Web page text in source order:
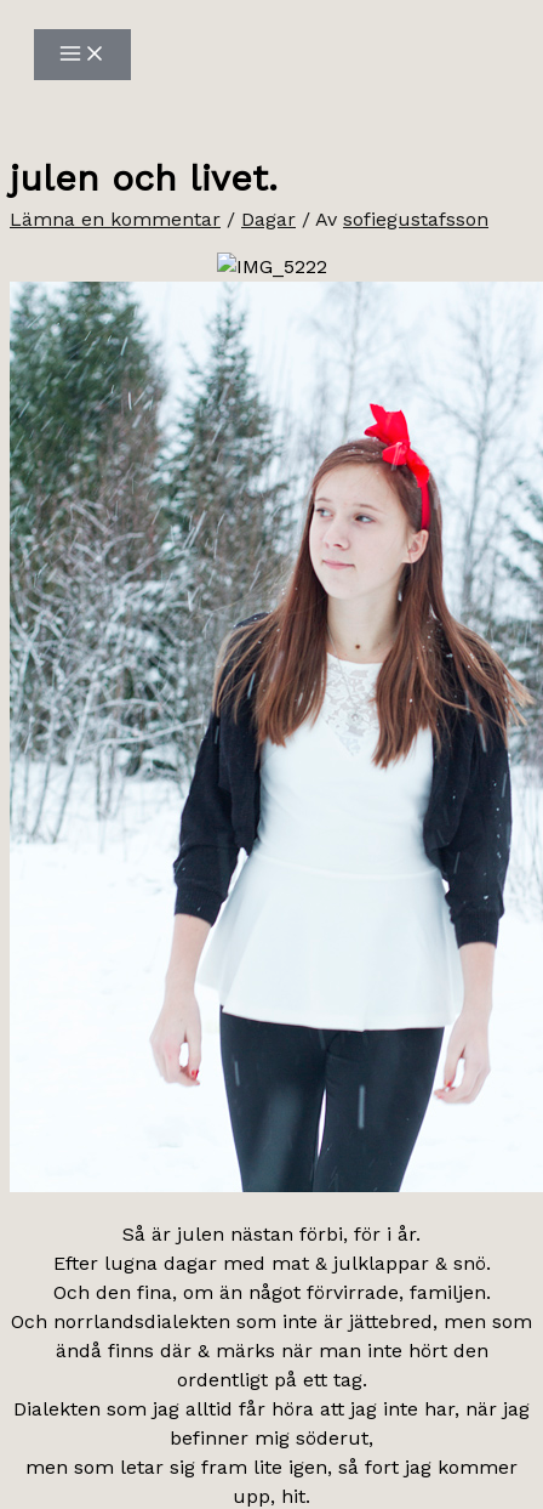
innehåll
julen och livet.
Lämna en kommentar / Dagar / Av sofiegustafsson
Så är julen nästan förbi, för i år.
Efter lugna dagar med mat & julklappar & snö.
Och den fina, om än något förvirrade, familjen.
Och norrlandsdialekten som inte är jättebred, men som
ändå finns där & märks när man inte hört den
ordentligt på ett tag.
Dialekten som jag alltid får höra att jag inte har, när jag
befinner mig söderut,
men som letar sig fram lite igen, så fort jag kommer
upp, hit.